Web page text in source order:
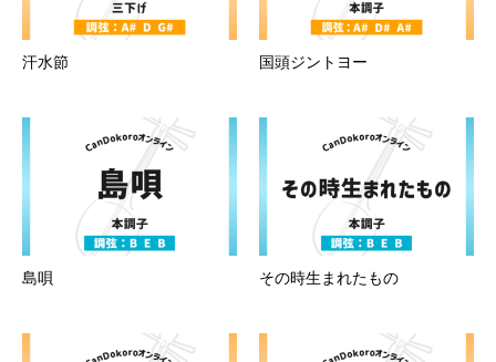
汗水節 国頭ジントヨー
島唄 その時生まれたもの